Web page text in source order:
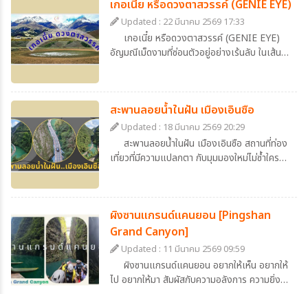
เกอเนี๋ย หรือดวงตาสวรรค์ (GENIE EYE)
Updated : 22 มีนาคม 2569 17:33
เกอเนี๋ย หรือดวงตาสวรรค์ (GENIE EYE)
อัญมณีเม็ดงามที่ซ่อนตัวอยู่อย่างเร้นลับ ในเส้น
สะพานลอยน้ำในฝัน เมืองเอินซือ
Updated : 18 มีนาคม 2569 20:29
สะพานลอยน้ำในฝัน เมืองเอินซือ สถานที่ท่อง
เที่ยวที่มีความแปลกตา กับมุมมองใหม่ไม่ซ้ำใคร
เหนือผิวน้ำ สีเขียวหยกที่ใสราวกับกระจก โอบล้อม
ไปด้วยภูเขาหินปูนสูงตระหง่าน และอุดมไปด้วย
ความเขียวชอุ่มของต้นไม้นานาพรรณ ถนนสายนี้
เมื่อเรามองจากมุมสูง จะเห็นสีของถนนเป็นสีขาว
รูปร่างคดเคี้ยวไปมาตัดกับสีเขียวของน้ำทะเลสาป
สวยประหนึ่งภาพวาด และยามที่มีรถวิ่งบนถนน จะ
ผิงซานแกรนด์แคนยอน [Pingshan
Grand Canyon]
Updated : 11 มีนาคม 2569 09:59
ผิงซานแกรนด์แคนยอน อยากให้เห็น อยากให้
ไป อยากให้มา สัมผัสกับความอลังการ ความยิ่ง